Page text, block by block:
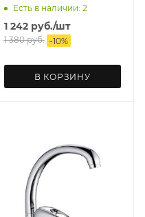
Есть в наличии: 2
1 242руб./шт
1 380руб. -10%
В КОРЗИНУ